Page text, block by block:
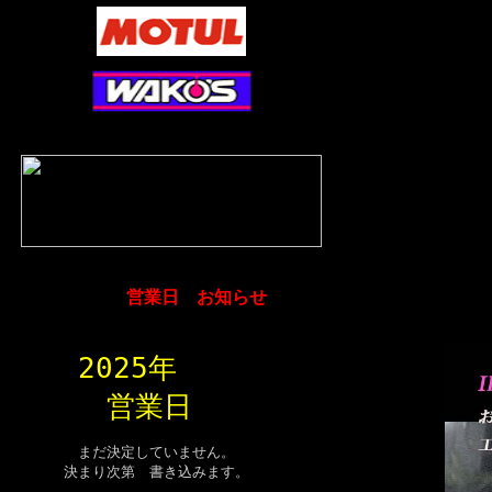
営業日 お知らせ
2025年
営業日
まだ決定していません。
決まり次第 書き込みます。